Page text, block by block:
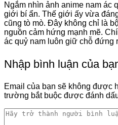
Ngắm nhìn ảnh anime nam ác
giới bí ẩn. Thế giới ấy vừa
cũng tò mò. Đây không chỉ là
nguồn cảm hứng mạnh mẽ.
ác quỷ nam luôn giữ chỗ đứng
Nhập bình luận của
Email của bạn sẽ không được
trường bắt buộc được đánh